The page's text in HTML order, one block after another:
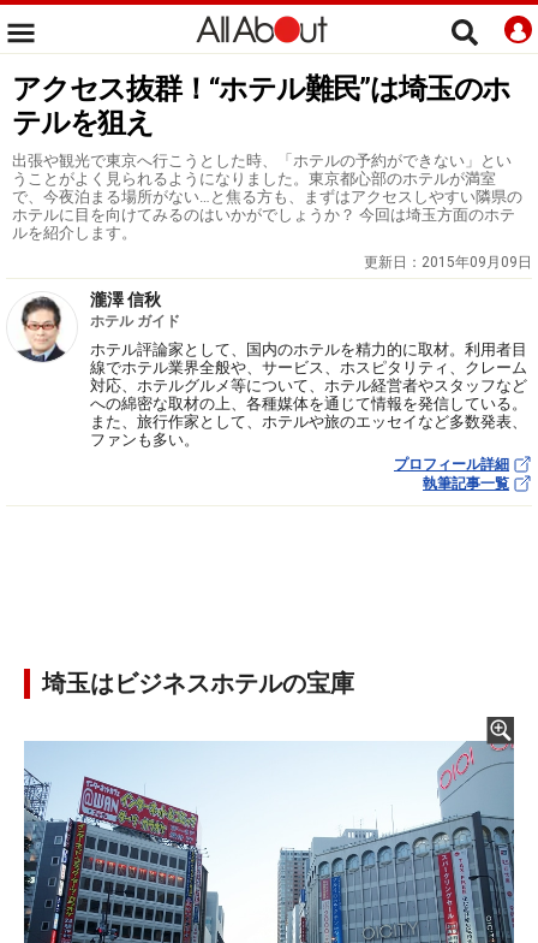
アクセス抜群！“ホテル難民”は埼玉のホ
テルを狙え
出張や観光で東京へ行こうとした時、「ホテルの予約ができない」とい
うことがよく見られるようになりました。東京都心部のホテルが満室
で、今夜泊まる場所がない…と焦る方も、まずはアクセスしやすい隣県の
ホテルに目を向けてみるのはいかがでしょうか？ 今回は埼玉方面のホテ
ルを紹介します。
更新日： 2015年09月09日
瀧澤 信秋
ホテル ガイド
ホテル評論家として、国内のホテルを精力的に取材。利用者目
線でホテル業界全般や、サービス、ホスピタリティ、クレーム
対応、ホテルグルメ等について、ホテル経営者やスタッフなど
への綿密な取材の上、各種媒体を通じて情報を発信している。
また、旅行作家として、ホテルや旅のエッセイなど多数発表、
ファンも多い。
プロフィール詳細
執筆記事一覧
埼玉はビジネスホテルの宝庫